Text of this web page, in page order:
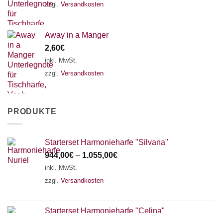
zzgl. Versandkosten
Away in a Manger
2,60€
inkl. MwSt.
zzgl. Versandkosten
PRODUKTE
Starterset Harmonieharfe "Silvana"
944,00€ – 1.055,00€
inkl. MwSt.
zzgl. Versandkosten
Starterset Harmonieharfe "Celina"